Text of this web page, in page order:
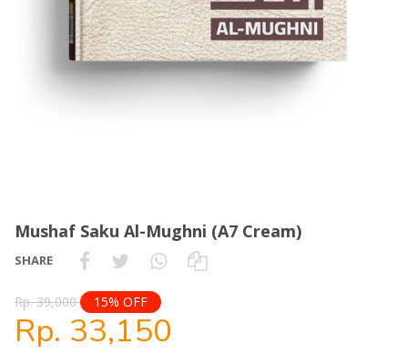
Mushaf Saku Al-Mughni (A7 Cream)
SHARE
Rp. 39,000 15% OFF
Rp. 33,150